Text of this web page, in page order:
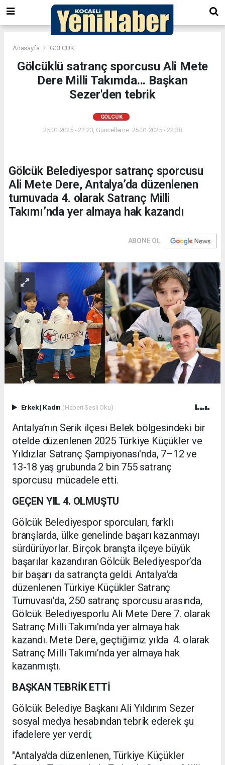
Anasayfa GÖLCÜK
Gölcüklü satranç sporcusu Ali Mete
Dere Milli Takımda... Başkan
Sezer'den tebrik
GÖLCÜK
25.01.2025 - 22:23, Güncelleme: 25.01.2025 - 22:38
Gölcük Belediyespor satranç sporcusu
Ali Mete Dere, Antalya’da düzenlenen
turnuvada 4. olarak Satranç Milli
Takımı’nda yer almaya hak kazandı
ABONE OL
Erkek| Kadın (Haberi Sesli Oku)
Antalya’nın Serik ilçesi Belek bölgesindeki bir
otelde düzenlenen 2025 Türkiye Küçükler ve
Yıldızlar Satranç Şampiyonası'nda, 7–12 ve
13-18 yaş grubunda 2 bin 755 satranç
sporcusu mücadele etti.
GEÇEN YIL 4. OLMUŞTU
Gölcük Belediyespor sporcuları, farklı
branşlarda, ülke genelinde başarı kazanmayı
sürdürüyorlar. Birçok branşta ilçeye büyük
başarılar kazandıran Gölcük Belediyespor’da
bir başarı da satrançta geldi. Antalya'da
düzenlenen Türkiye Küçükler Satranç
Turnuvası'da, 250 satranç sporcusu arasında,
Gölcük Belediyesporlu Ali Mete Dere 7. olarak
Satranç Milli Takımı'nda yer almaya hak
kazandı. Mete Dere, geçtiğimiz yılda 4. olarak
Satranç Milli Takımı’nda yer almaya hak
kazanmıştı.
BAŞKAN TEBRİK ETTİ
Gölcük Belediye Başkanı Ali Yıldırım Sezer
sosyal medya hesabından tebrik ederek şu
ifadelere yer verdi;
"Antalya'da düzenlenen, Türkiye Küçükler